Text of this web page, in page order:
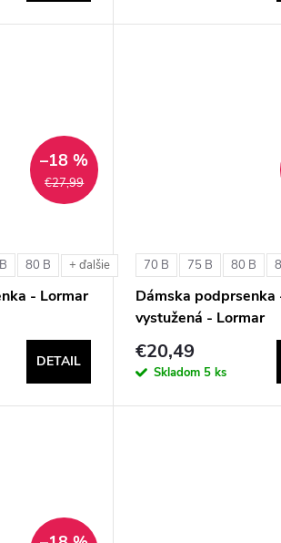
€27,99
–18 %
80 B + ďalšie
- Lormar
DETAIL
70 B 75 B 80 B
Dámska podprsenka
vystužená - Lormar
ExtraOrdinary
€20,49
Skladom 5 ks